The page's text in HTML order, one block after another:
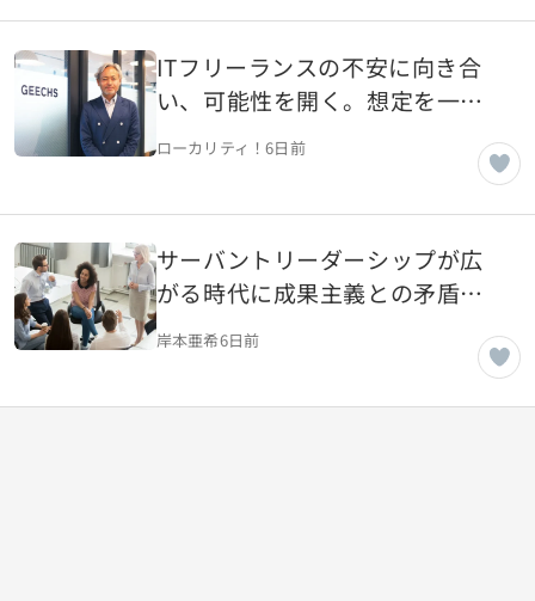
ITフリーランスの不安に向き合
い、可能性を開く。想定を一歩
超える伴走を事業に変えてきた
ギークスの原点【東京都渋谷
ローカリティ！6日前
サーバントリーダーシップが広
がる時代に成果主義との矛盾を
考える
岸本亜希6日前